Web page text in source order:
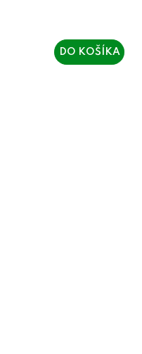
DO KOŠÍKA